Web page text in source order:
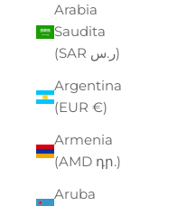
Arabia
Saudita
(SAR ر.س)
Argentina
(EUR €)
Armenia
(AMD դր.)
Aruba